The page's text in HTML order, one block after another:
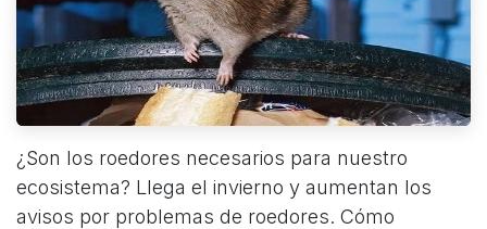
¿Son los roedores necesarios para nuestro
ecosistema? Llega el invierno y aumentan los
avisos por problemas de roedores. Cómo